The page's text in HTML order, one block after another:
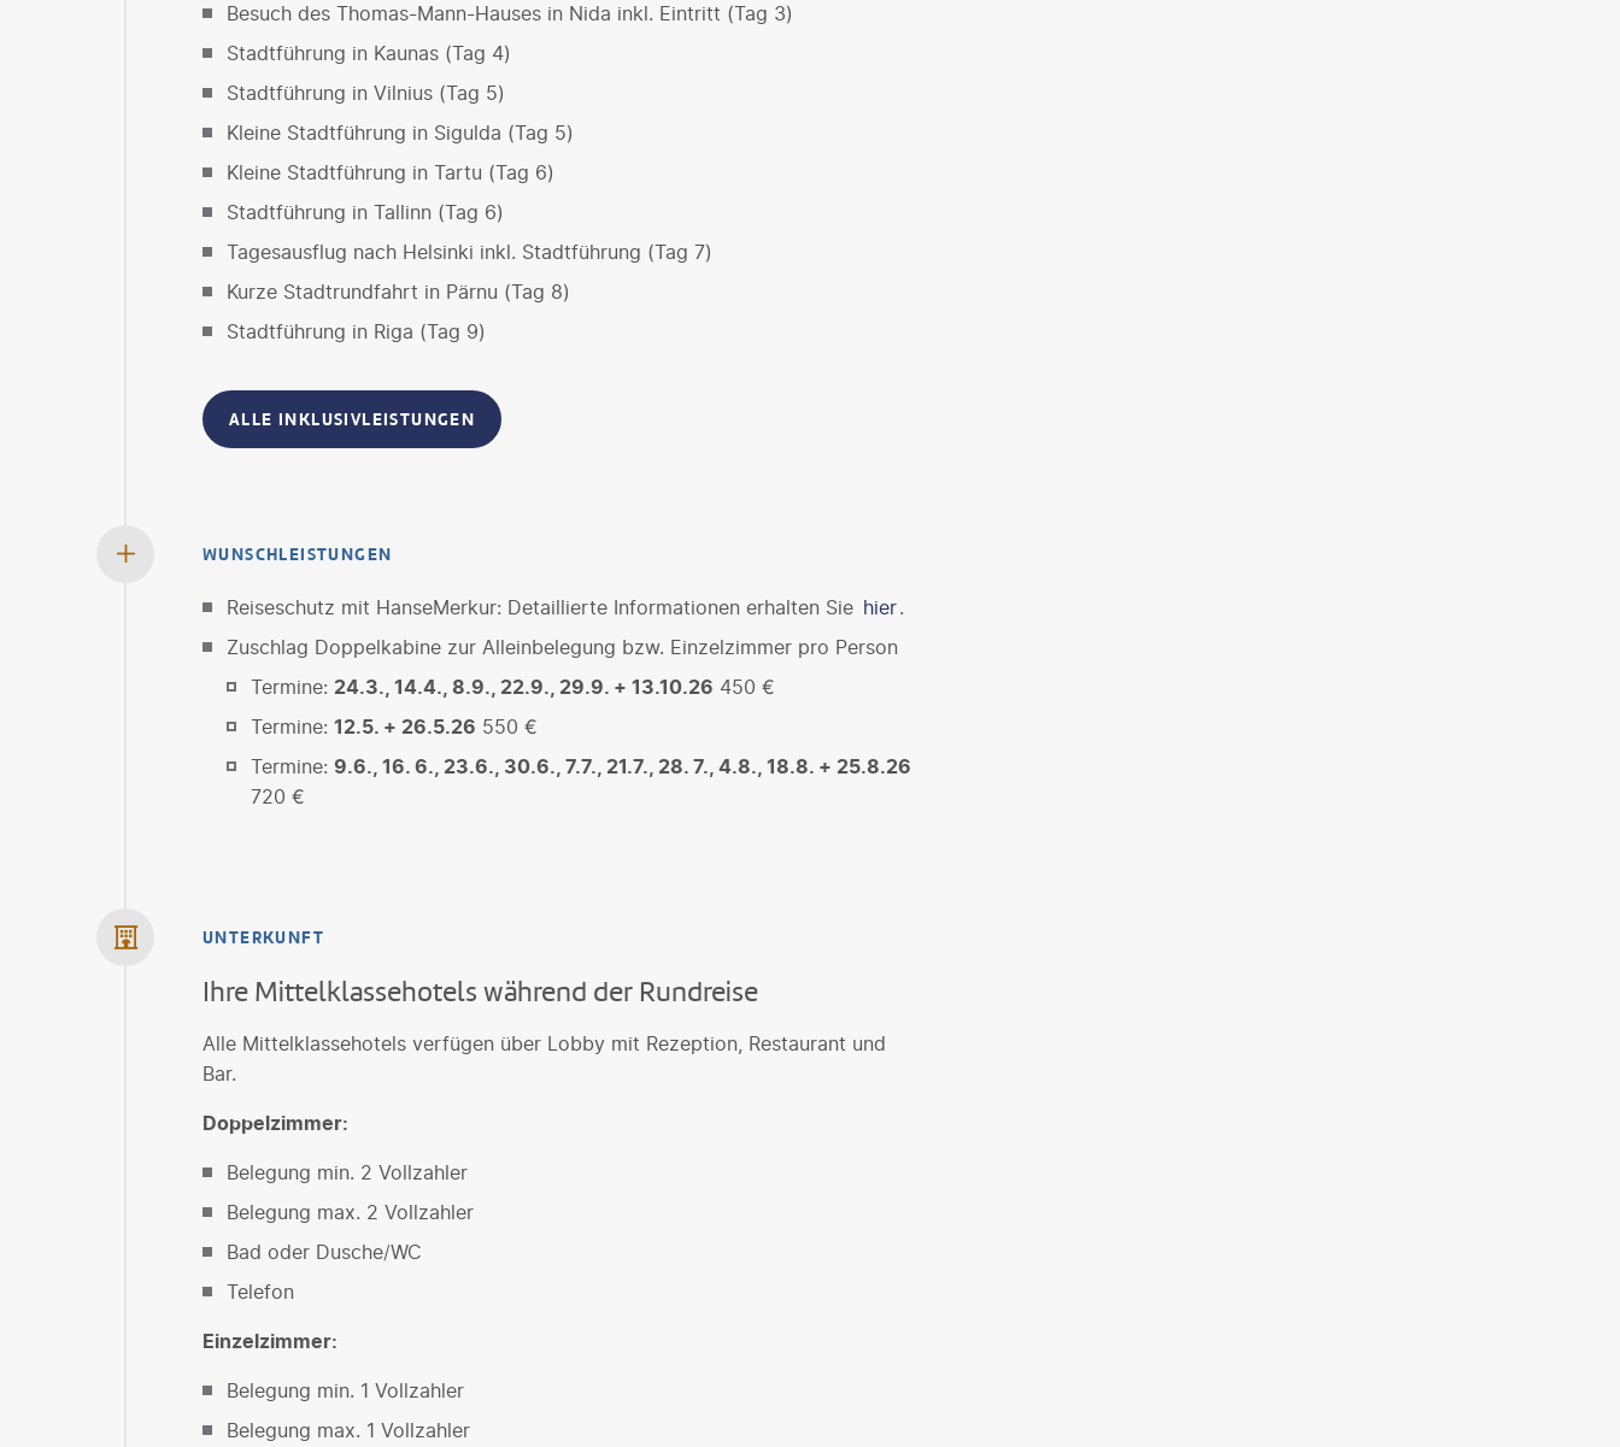
Besuch des Thomas-Mann-Hauses in Nida inkl. Eintritt (Tag 3)
Stadtführung in Kaunas (Tag 4)
Stadtführung in Vilnius (Tag 5)
Kleine Stadtführung in Sigulda (Tag 5)
Kleine Stadtführung in Tartu (Tag 6)
Stadtführung in Tallinn (Tag 6)
Tagesausflug nach Helsinki inkl. Stadtführung (Tag 7)
Kurze Stadtrundfahrt in Pärnu (Tag 8)
Stadtführung in Riga (Tag 9)
ALLE INKLUSIVLEISTUNGEN
WUNSCHLEISTUNGEN
Reiseschutz mit HanseMerkur: Detaillierte Informationen erhalten Sie hier .
Zuschlag Doppelkabine zur Alleinbelegung bzw. Einzelzimmer pro Person
Termine: 24.3., 14.4., 8.9., 22.9., 29.9. + 13.10.26 450 €
Termine: 12.5. + 26.5.26 550 €
Termine: 9.6., 16. 6., 23.6., 30.6., 7.7., 21.7., 28. 7., 4.8., 18.8. + 25.8.26
720 €
UNTERKUNFT
Ihre Mittelklassehotels während der Rundreise
Alle Mittelklassehotels verfügen über Lobby mit Rezeption, Restaurant und
Bar.
Doppelzimmer:
Belegung min. 2 Vollzahler
Belegung max. 2 Vollzahler
Bad oder Dusche/WC
Telefon
Einzelzimmer:
Belegung min. 1 Vollzahler
Belegung max. 1 Vollzahler